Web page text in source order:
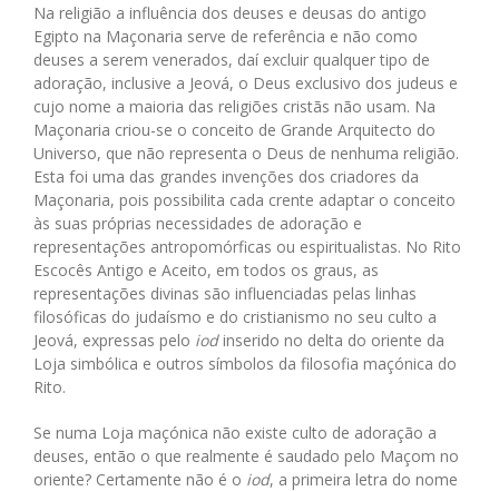
Na religião a influência dos deuses e deusas do antigo
Egipto na Maçonaria serve de referência e não como
deuses a serem venerados, daí excluir qualquer tipo de
adoração, inclusive a Jeová, o Deus exclusivo dos judeus e
cujo nome a maioria das religiões cristãs não usam. Na
Maçonaria criou-se o conceito de Grande Arquitecto do
Universo, que não representa o Deus de nenhuma religião.
Esta foi uma das grandes invenções dos criadores da
Maçonaria, pois possibilita cada crente adaptar o conceito
às suas próprias necessidades de adoração e
representações antropomórficas ou espiritualistas. No Rito
Escocês Antigo e Aceito, em todos os graus, as
representações divinas são influenciadas pelas linhas
filosóficas do judaísmo e do cristianismo no seu culto a
Jeová, expressas pelo iodinserido no delta do oriente da
Loja simbólica e outros símbolos da filosofia maçónica do
Rito.
Se numa Loja maçónica não existe culto de adoração a
deuses, então o que realmente é saudado pelo Maçom no
oriente? Certamente não é o iod, a primeira letra do nome